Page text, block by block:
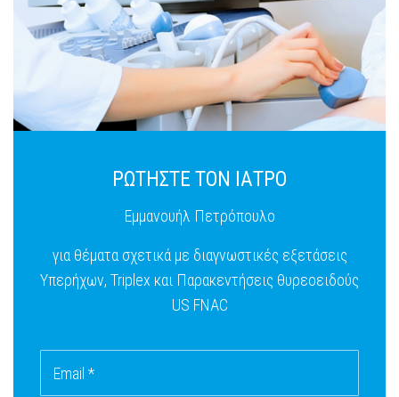
ΡΩΤΗΣΤΕ ΤΟΝ ΙΑΤΡΟ
Εμμανουήλ Πετρόπουλο
για θέματα σχετικά με διαγνωστικές εξετάσεις
Υπερήχων, Triplex και Παρακεντήσεις θυρεοειδούς
US FNAC
Email *